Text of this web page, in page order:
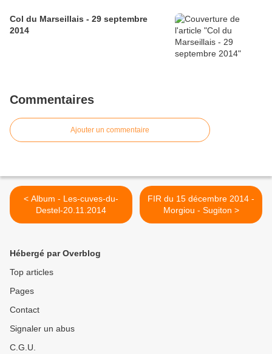
Col du Marseillais - 29 septembre
2014
Commentaires
Ajouter un commentaire
< Album - Les-cuves-du-
Destel-20.11.2014
FIR du 15 décembre 2014 -
Morgiou - Sugiton >
Hébergé par Overblog
Top articles
Pages
Contact
Signaler un abus
C.G.U.